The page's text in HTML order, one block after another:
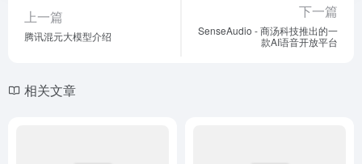
上一篇
腾讯混元大模型介绍
下一篇
SenseAudio - 商汤科技推出的一
款AI语音开放平台
相关文章